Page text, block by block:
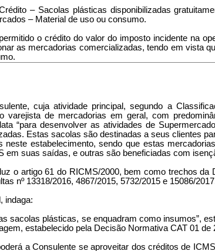
– Sacolas plásticas disponibilizadas
– Material de uso ou consumo.
o crédito do valor do imposto incidente na
as mercadorias comercializadas, tendo em vista
cuja atividade principal, segundo a
varejista de mercadorias em geral, com
“para desenvolver as atividades de
Estas sacolas são destinadas a seus clientes
neste estabelecimento, sendo que estas
em suas saídas, e outras são beneficiadas com
o artigo 61 do RICMS/2000, bem como trechos
nº 13318/2016, 4867/2015, 5732/2015 e 15086/
indaga:
sacolas plásticas, se enquadram como insumos”,
estabelecido pela Decisão Normativa CAT 01 de
a Consulente se aproveitar dos créditos de